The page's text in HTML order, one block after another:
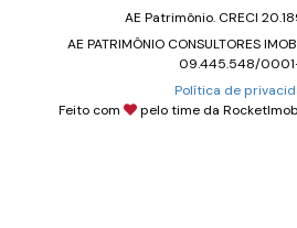
AE Patrimônio. CRECI
AE PATRIMÔNIO CONSULTORES
09.445.548/
Política de
Feito com
pelo time da